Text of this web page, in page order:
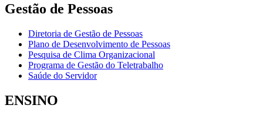
Gestão de Pessoas
Diretoria de Gestão de Pessoas
Plano de Desenvolvimento de Pessoas
Pesquisa de Clima Organizacional
Programa de Gestão do Teletrabalho
Saúde do Servidor
ENSINO